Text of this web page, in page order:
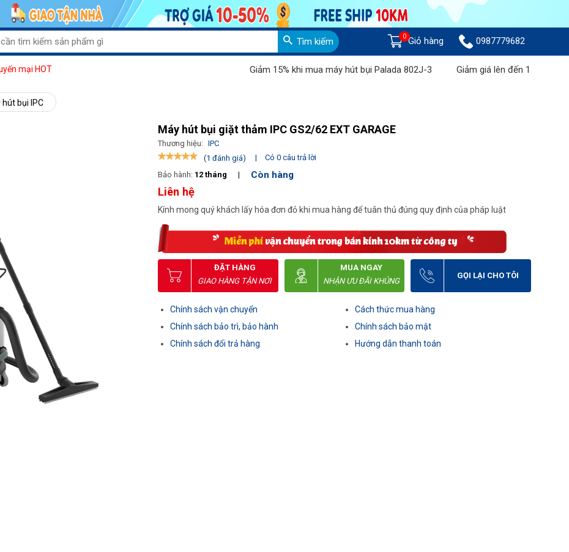
Tìm kiếm 0 Giỏ hàng 0987779682
mại HOT Giảm 15% khi mua máy hút bụi Palada 802J-3 Giảm giá lên đến 1 triệu đồng khi
hút bụi IPC
Máy hút bụi giặt thảm IPC GS2/62 EXT GARAGE
Thương hiệu: IPC
(1 đánh giá)
|
Có 0 câu trả lời
Bảo hành: 12 tháng | Còn hàng
Liên hệ
Kính mong quý khách lấy hóa đơn đỏ khi mua hàng để tuân thủ đúng quy định của pháp luật
ĐẶT HÀNG
GIAO HÀNG TẬN NƠI
MUA NGAY
NHẬN ƯU ĐÃI KHỦNG
GỌI LẠI CHO TÔI
Chính sách vận chuyển
Chính sách bảo trì, bảo hành
Chính sách đổi trả hàng
Cách thức mua hàng
Chính sách bảo mật
Hướng dẫn thanh toán